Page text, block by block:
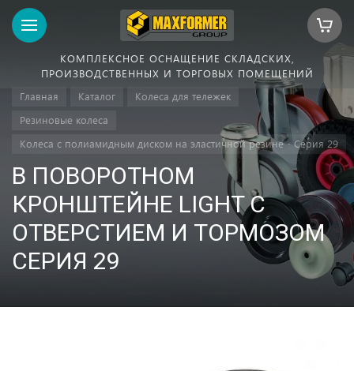
КОМПЛЕКСНОЕ ОСНАЩЕНИЕ СКЛАДСКИХ,
ПРОИЗВОДСТВЕННЫХ И ТОРГОВЫХ ПОМЕЩЕНИЙ
Главная
Каталог
Колеса для тележек
Резиновые колеса
Колеса с полиамидным диском на эластичной резине - Серия 29
В ПОВОРОТНОМ
КРОНШТЕЙНЕ LIGHT С
ОТВЕРСТИЕМ И ТОРМОЗОМ
СЕРИЯ 29